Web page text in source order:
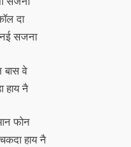
दा
नई सजना
वे
हाय नै
फोन
हाय नै